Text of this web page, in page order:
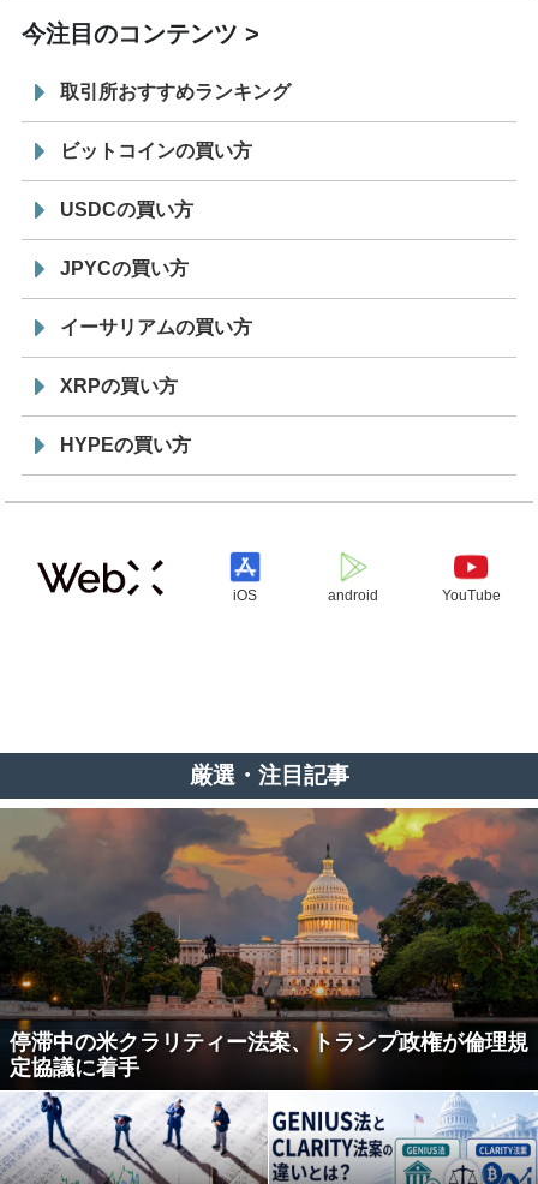
今注目のコンテンツ
取引所おすすめランキング
ビットコインの買い方
USDCの買い方
JPYCの買い方
イーサリアムの買い方
XRPの買い方
HYPEの買い方
iOS android YouTube
厳選・注目記事
停滞中の米クラリティー法案、トランプ政権が倫理規
定協議に着手